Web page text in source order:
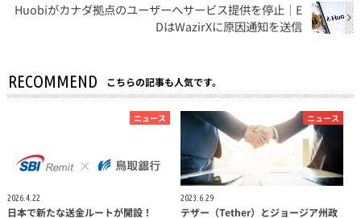
Huobiがカナダ拠点のユーザーへサービス提供を停止｜E
DはWazirXに原因通知を送信
RECOMMEND こちらの記事も人気です。
ニュース
2026.4.22
日本で新たな送金ルートが開設！
ニュース
2023.6.29
テザー（Tether）とジョージア州政